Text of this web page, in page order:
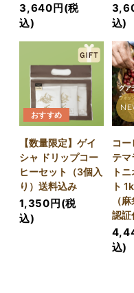
3,640円(税
込)
込)
おすすめ
【数量限定】ゲイ
シャ ドリップコー
ヒーセット（3個入
り）送料込み
1,350円(税
込)
コ
テマ
ト
ト
（
認証
込)